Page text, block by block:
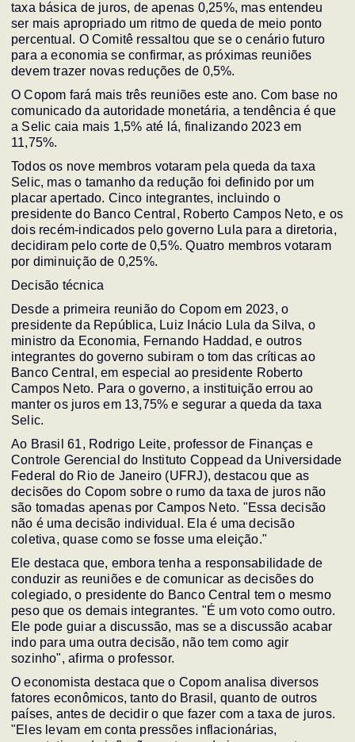
taxa básica de juros, de apenas 0,25%, mas entendeu
ser mais apropriado um ritmo de queda de meio ponto
percentual. O Comitê ressaltou que se o cenário futuro
para a economia se confirmar, as próximas reuniões
devem trazer novas reduções de 0,5%.
O Copom fará mais três reuniões este ano. Com base no
comunicado da autoridade monetária, a tendência é que
a Selic caia mais 1,5% até lá, finalizando 2023 em
11,75%.
Todos os nove membros votaram pela queda da taxa
Selic, mas o tamanho da redução foi definido por um
placar apertado. Cinco integrantes, incluindo o
presidente do Banco Central, Roberto Campos Neto, e os
dois recém-indicados pelo governo Lula para a diretoria,
decidiram pelo corte de 0,5%. Quatro membros votaram
por diminuição de 0,25%.
Decisão técnica
Desde a primeira reunião do Copom em 2023, o
presidente da República, Luiz Inácio Lula da Silva, o
ministro da Economia, Fernando Haddad, e outros
integrantes do governo subiram o tom das críticas ao
Banco Central, em especial ao presidente Roberto
Campos Neto. Para o governo, a instituição errou ao
manter os juros em 13,75% e segurar a queda da taxa
Selic.
Ao Brasil 61, Rodrigo Leite, professor de Finanças e
Controle Gerencial do Instituto Coppead da Universidade
Federal do Rio de Janeiro (UFRJ), destacou que as
decisões do Copom sobre o rumo da taxa de juros não
são tomadas apenas por Campos Neto. "Essa decisão
não é uma decisão individual. Ela é uma decisão
coletiva, quase como se fosse uma eleição."
Ele destaca que, embora tenha a responsabilidade de
conduzir as reuniões e de comunicar as decisões do
colegiado, o presidente do Banco Central tem o mesmo
peso que os demais integrantes. "É um voto como outro.
Ele pode guiar a discussão, mas se a discussão acabar
indo para uma outra decisão, não tem como agir
sozinho", afirma o professor.
O economista destaca que o Copom analisa diversos
fatores econômicos, tanto do Brasil, quanto de outros
países, antes de decidir o que fazer com a taxa de juros.
"Eles levam em conta pressões inflacionárias,